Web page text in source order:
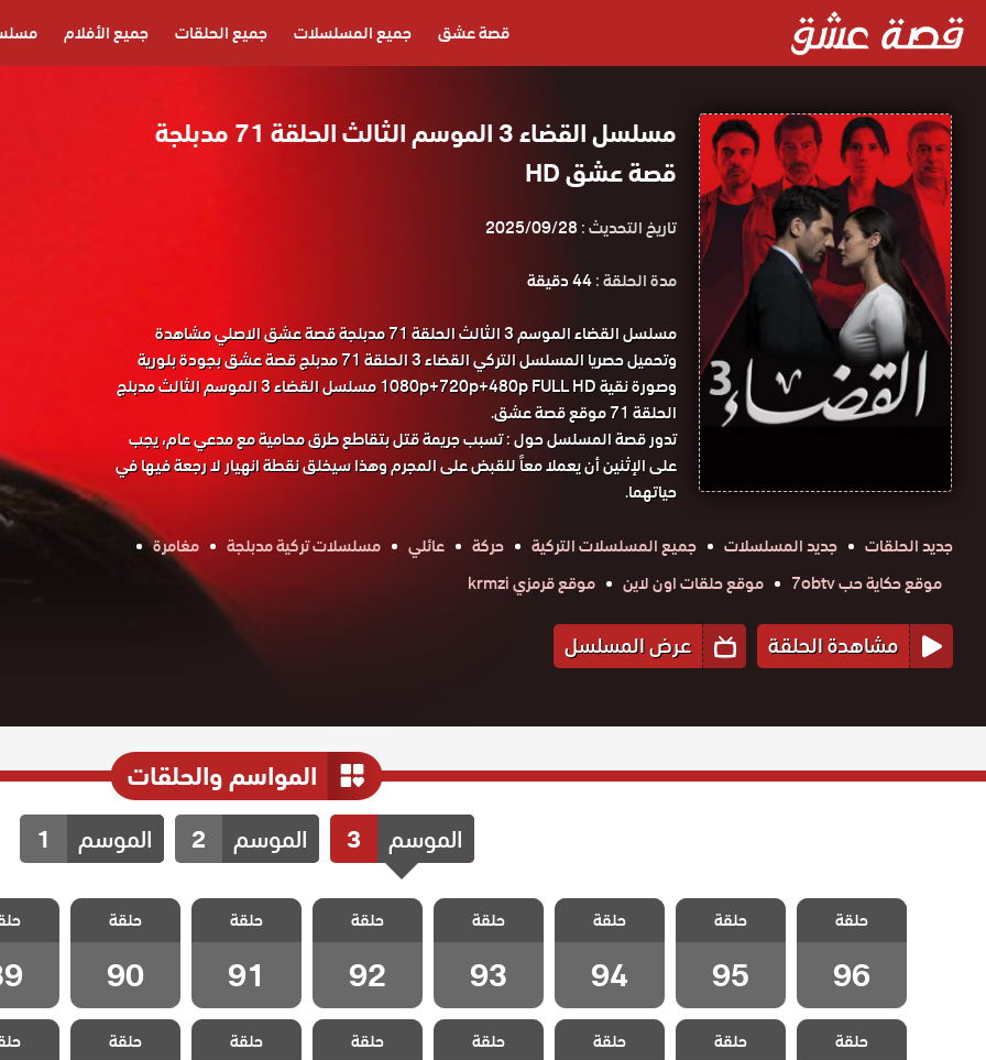
قصة عشق جميع المسلسلات جميع الحلقات جميع الأفلام
مسلسل القضاء 3 الموسم الثالث الحلقة 71 مدبلجة
قصة عشق HD
تاريخ التحديث :2025/09/28
مدة الحلقة :44 دقيقة
مسلسل القضاء الموسم 3 الثالث الحلقة 71 مدبلجة قصة عشق الاصلي مشاهدة
وتحميل حصريا المسلسل التركي القضاء 3 الحلقة 71 مدبلج قصة عشق بجودة بلورية
وصورة نقية 1080p+720p+480p FULL HD مسلسل القضاء 3 الموسم الثالث مدبلج
الحلقة 71 موقع قصة عشق.
تدور قصة المسلسل حول : تسبب جريمة قتل بتقاطع طرق محامية مع مدعي عام، يجب
على الإثنين أن يعملا معاً للقبض على المجرم وهذا سيخلق نقطة انهيار لا رجعة فيها في
حياتهما.
جديد الحلقات
جديد المسلسلات جميع المسلسلات التركية حركة عائلي مسلسلات تركية مدبلجة
مغامرة
موقع حكاية حب 7obtv
موقع حلقات اون لاين موقع قرمزي krmzi
مشاهدة الحلقة عرض المسلسل
المواسم والحلقات
الموسم 3 الموسم 2 الموسم 1
مسلسل القضاء
مدبلج – Final
حلقة
96
مسلسل القضاء
مدبلج
حلقة
95
مسلسل القضاء
مدبلج
حلقة
94
مسلسل القضاء
مدبلج
حلقة
93
مسلسل القضاء
مدبلج
حلقة
92
مسلسل القضاء
مدبلج
حلقة
91
مسلسل القضاء
مدبلج
حلقة
90
مسلسل
مسلسل القضاء
حلقة
مسلسل القضاء
حلقة
مسلسل القضاء
حلقة
مسلسل القضاء
حلقة
مسلسل القضاء
حلقة
مسلسل القضاء
حلقة
مسلسل القضاء
حلقة
مسلسل